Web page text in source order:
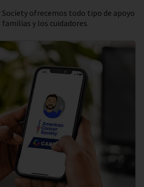
Society ofrecemos todo tipo de apoyo
y los cuidadores.